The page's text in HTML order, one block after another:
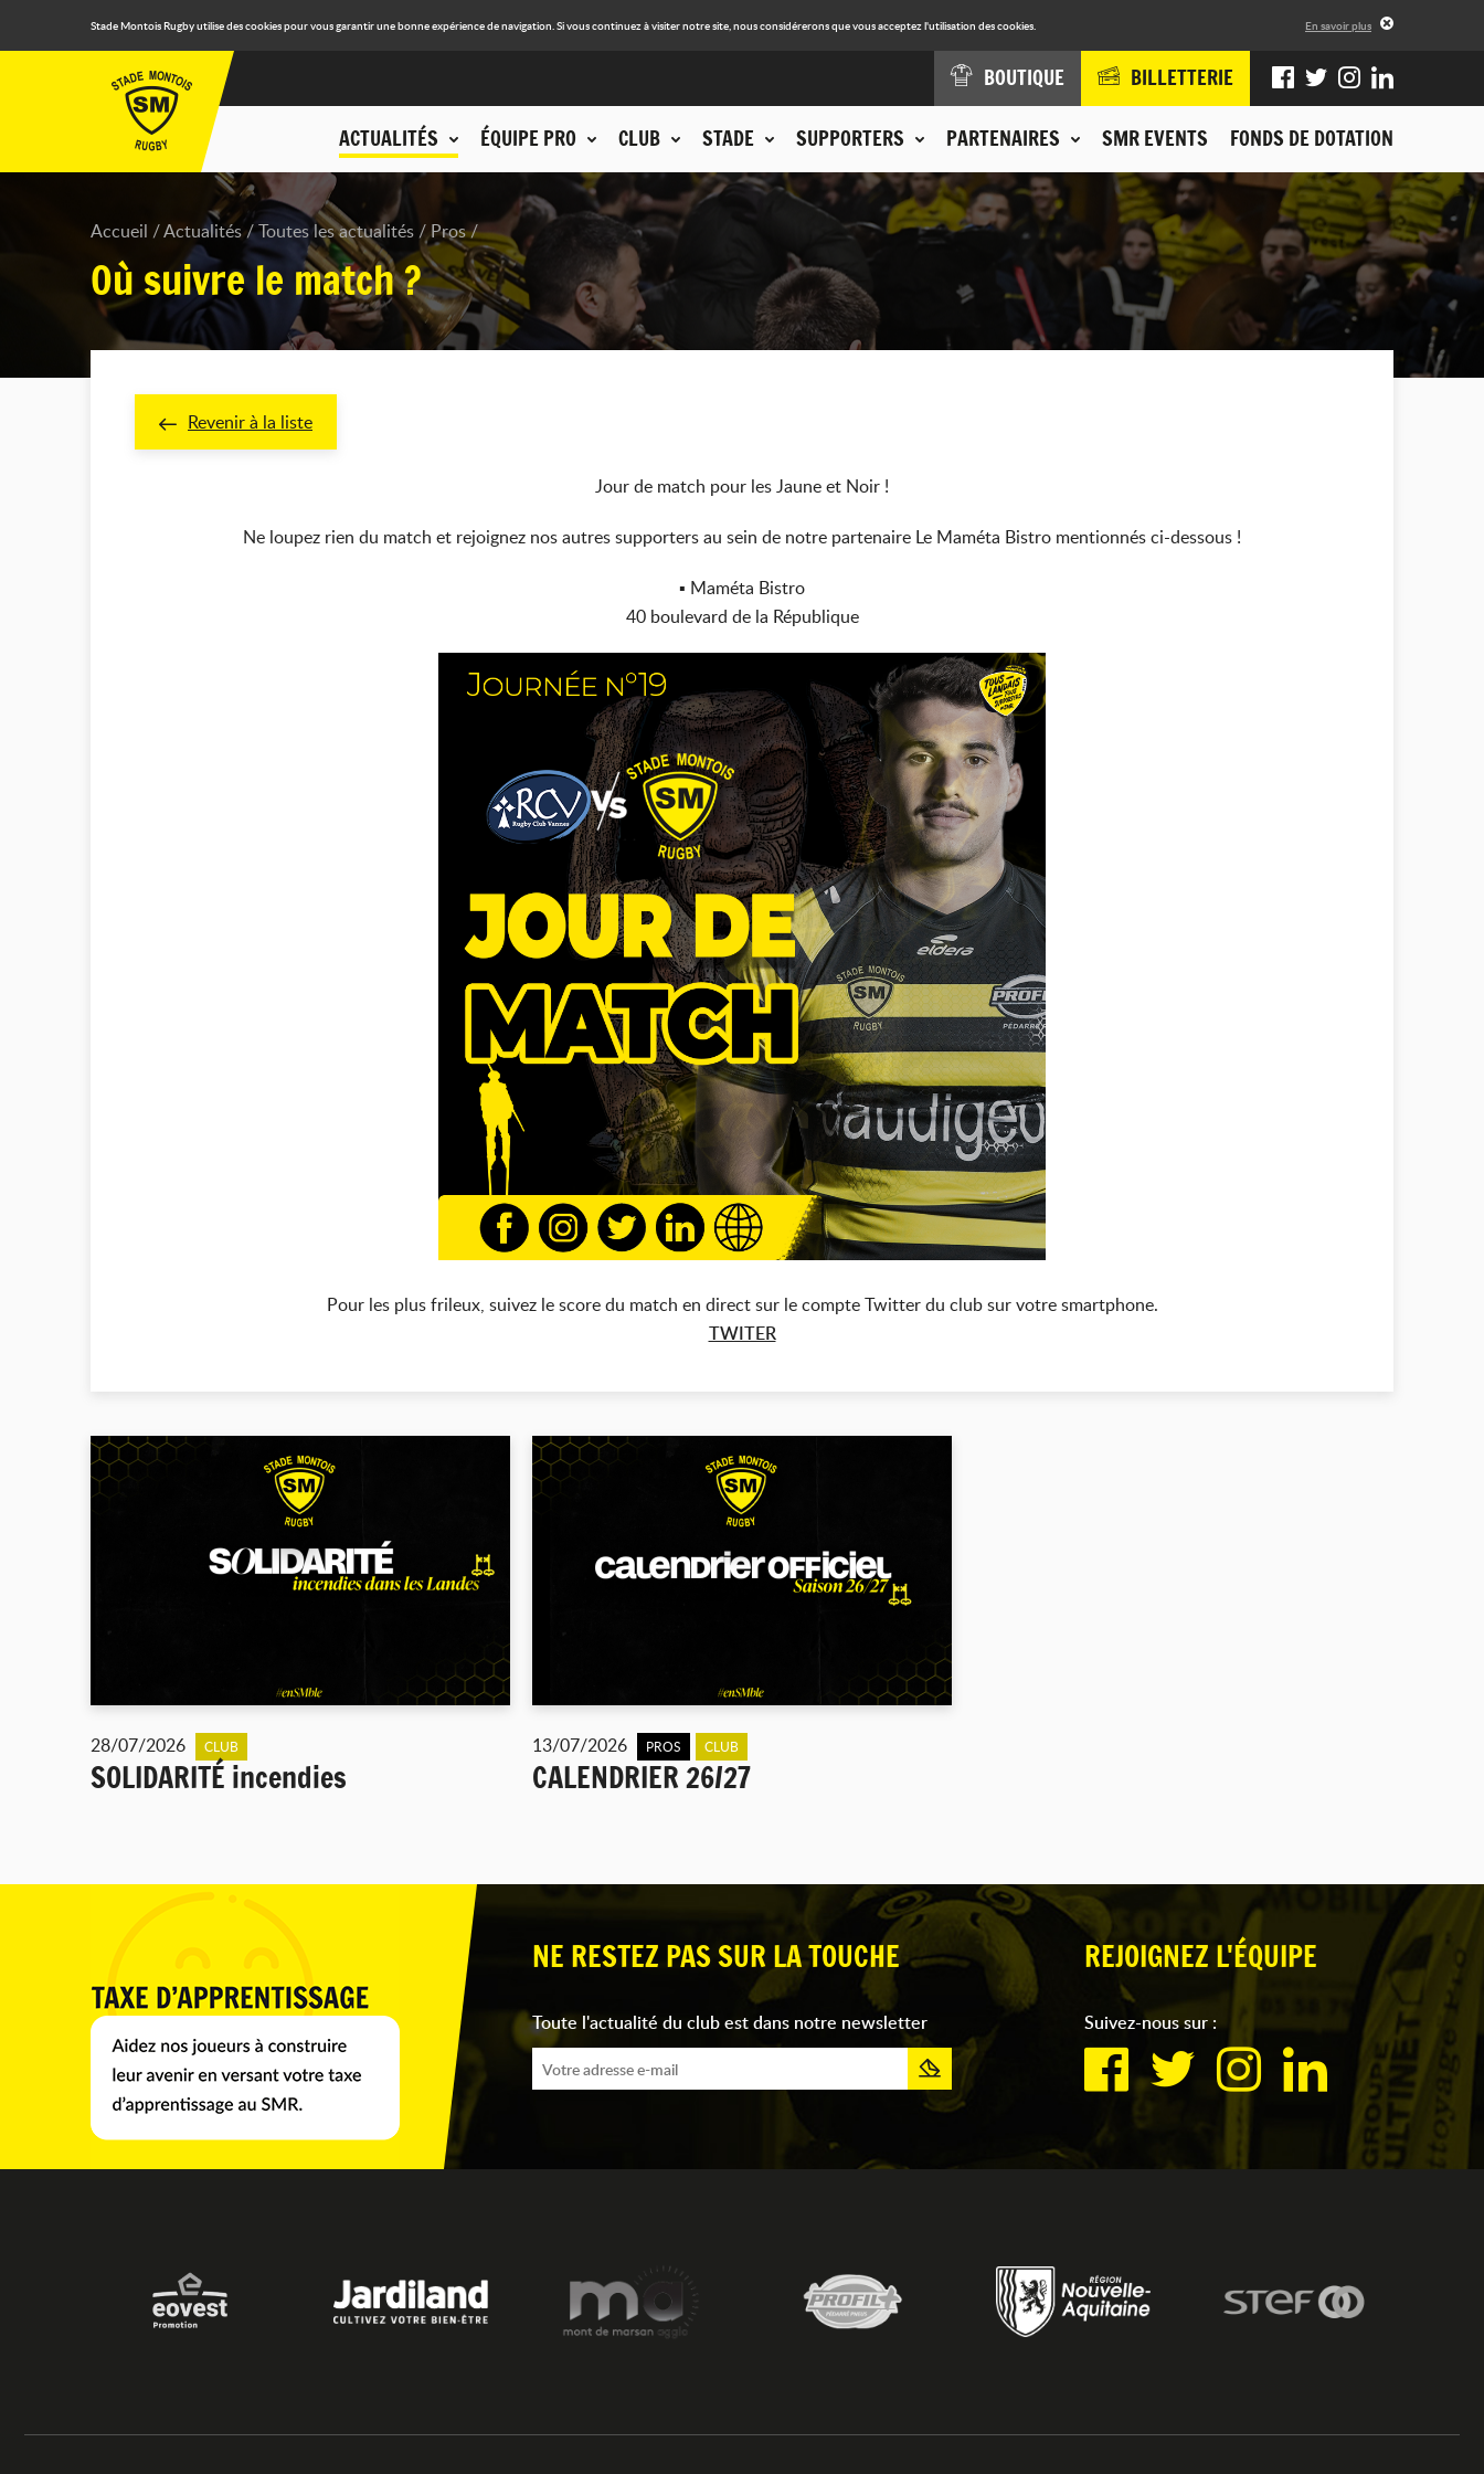
Stade Montois Rugby utilise des cookies pour vous garantir une bonne expérience de navigation. Si vous continuez à visiter notre site, nous considérerons que vous acceptez l'utilisation des cookies. En savoir plus
ACTUALITÉS ÉQUIPE PRO CLUB STADE SUPPORTERS PARTENAIRES SMR EVENTS FONDS DE DOTATION
BOUTIQUE BILLETTERIE
Accueil Actualités Toutes les actualités Pros
Où suivre le match ?
Revenir à la liste
Jour de match pour les Jaune et Noir !
Ne loupez rien du match et rejoignez nos autres supporters au sein de notre partenaire Le Maméta Bistro mentionnés ci-dessous !
▪ Maméta Bistro
40 boulevard de la République
Pour les plus frileux, suivez le score du match en direct sur le compte Twitter du club sur votre smartphone.
TWITER
28/07/2026 CLUB
SOLIDARITÉ incendies
13/07/2026 PROS CLUB
CALENDRIER 26/27
NE RESTEZ PAS SUR LA TOUCHE
Toute l'actualité du club est dans notre newsletter
REJOIGNEZ L'ÉQUIPE
Suivez-nous sur :